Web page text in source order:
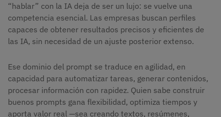
“hablar” con la IA deja de ser un lujo: se vuelve una
competencia esencial. Las empresas buscan perfiles
capaces de obtener resultados precisos y eficientes de
las IA, sin necesidad de un ajuste posterior extenso.
Ese dominio del prompt se traduce en agilidad, en
capacidad para automatizar tareas, generar contenidos,
procesar información con rapidez. Quien sabe construir
buenos prompts gana flexibilidad, optimiza tiempos y
aporta valor real —sea creando textos, resúmenes,